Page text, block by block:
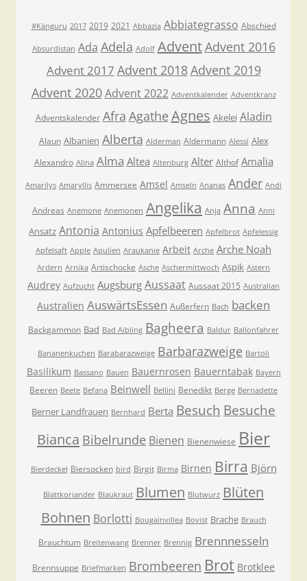
#Känguru 2017 2019 2021 Abbazia Abbiategrasso Abschied
Absurdistan Ada Adela Adolf AdventAdvent 2016
Advent 2017 Advent 2018Advent 2019
Advent 2020 Advent 2022 Adventkalender Adventkranz
Adventskalender Afra Agathe Agnes Akelei Aladin
Alaun Albanien Alberta Alderman Aldermann Alessi Alex
Alexandro Alina Alma Altea Altenburg Alter Althof Amalia
Amarilys Amaryllis Ammersee Amsel Amseln Ananas Ander Andi
Andreas Anemone Anemonen Angelika Anja Anna Anni
Ansatz Antonia Antonius Apfelbeeren Apfelbrot Apfelessig
Apfelsaft Apple Apulien Araukanie Arbeit Arche Arche Noah
Ardern Arnika Artischocke Asche Aschermittwoch Aspik Astern
Audrey Aufzucht Augsburg Aussaat Aussaat 2015 Australian
Australien AuswärtsEssen Außerfern Bach backen
Backgammon Bad Bad Aibling Bagheera Baldur Ballonfahrer
Bananenkuchen Barabarazweige Barbarazweige Bartoli
Basilikum Bassano Bauen Bauernrosen Bauerntabak Bayern
Beeren Beete Befana Beinwell Bellini Benedikt Berge Bernadette
Berner Landfrauen Bernhard Berta Besuch Besuche
Bianca Bibelrunde Bienen Bienenwiese Bier
Bierdeckel Biersocken bird Birgit Birma Birnen Birra Björn
Blattkoriander Blaukraut Blumen Blutwurz Blüten
Bohnen Borlotti Bougainvillea Bovist Brache Brauch
Brauchtum Breitenwang Brenner Brennig Brennnesseln
Brennsuppe Briefmarken Brombeeren Brot Brotklee